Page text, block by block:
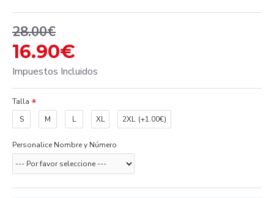
16.90€
28.00€
Impuestos Incluidos
Talla
S
M L XL 2XL (+1.00€)
Personalice Nombre y Número